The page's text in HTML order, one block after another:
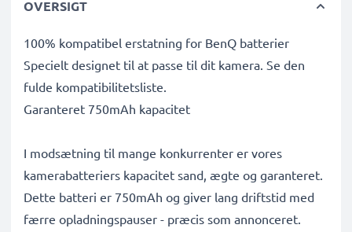
OVERSIGT
100% kompatibel erstatning for BenQ batterier
Specielt designet til at passe til dit kamera. Se den
fulde kompatibilitetsliste.
Garanteret 750mAh kapacitet
I modsætning til mange konkurrenter er vores
kamerabatteriers kapacitet sand, ægte og garanteret.
Dette batteri er 750mAh og giver lang driftstid med
færre opladningspauser - præcis som annonceret.